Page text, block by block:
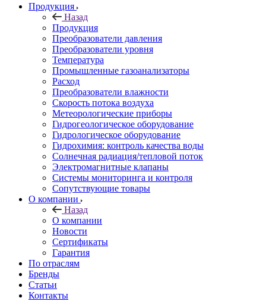
Продукция
Назад
Продукция
Преобразователи давления
Преобразователи уровня
Температура
Промышленные газоанализаторы
Расход
Преобразователи влажности
Скорость потока воздуха
Метеорологические приборы
Гидрогеологическое оборудование
Гидрологическое оборудование
Гидрохимия: контроль качества воды
Солнечная радиация/тепловой поток
Электромагнитные клапаны
Системы мониторинга и контроля
Сопутствующие товары
О компании
Назад
О компании
Новости
Сертификаты
Гарантия
По отраслям
Бренды
Статьи
Контакты